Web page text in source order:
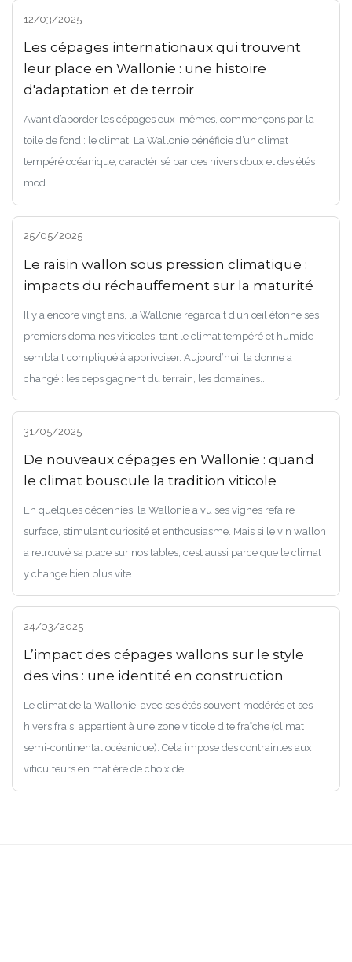
12/03/2025
Les cépages internationaux qui trouvent
leur place en Wallonie : une histoire
d'adaptation et de terroir
Avant d’aborder les cépages eux-mêmes, commençons par la
toile de fond : le climat. La Wallonie bénéficie d’un climat
tempéré océanique, caractérisé par des hivers doux et des étés
mod...
25/05/2025
Le raisin wallon sous pression climatique :
impacts du réchauffement sur la maturité
Il y a encore vingt ans, la Wallonie regardait d’un œil étonné ses
premiers domaines viticoles, tant le climat tempéré et humide
semblait compliqué à apprivoiser. Aujourd’hui, la donne a
changé : les ceps gagnent du terrain, les domaines...
31/05/2025
De nouveaux cépages en Wallonie : quand
le climat bouscule la tradition viticole
En quelques décennies, la Wallonie a vu ses vignes refaire
surface, stimulant curiosité et enthousiasme. Mais si le vin wallon
a retrouvé sa place sur nos tables, c’est aussi parce que le climat
y change bien plus vite...
24/03/2025
L’impact des cépages wallons sur le style
des vins : une identité en construction
Le climat de la Wallonie, avec ses étés souvent modérés et ses
hivers frais, appartient à une zone viticole dite fraîche (climat
semi-continental océanique). Cela impose des contraintes aux
viticulteurs en matière de choix de...